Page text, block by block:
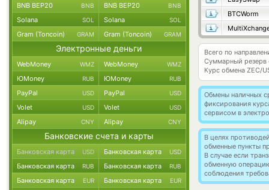
BTCWorm
Всего по
Суммарный резерв
Курс обмена ZEC/
Обмены наличных
фиксирования
сервисом в
В целях
обменные пункты
В случае если
обменную
соблюдения
BNB BEP20 BNB BNB BEP20 BNB
Solana SOL Solana SOL
Gram (Toncoin) GRAM Gram (Toncoin) GRAM
Электронные деньги
WebMoney WMZ WebMoney WMZ
ЮMoney RUB ЮMoney RUB
PayPal USD PayPal USD
Volet USD Volet USD
Alipay CNY Alipay CNY
Банковские счета и карты
Банковская карта USD Банковская карта USD
Банковская карта RUB Банковская карта RUB
Банковская карта EUR Банковская карта EUR